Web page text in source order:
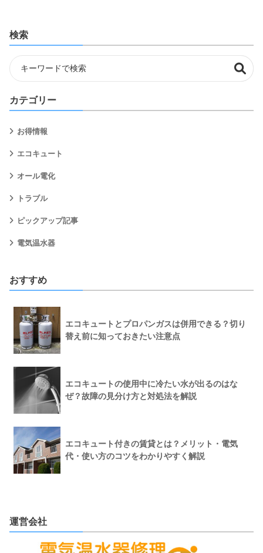
検索
カテゴリー
お得情報
エコキュート
オール電化
トラブル
ピックアップ記事
電気温水器
おすすめ
エコキュートとプロパンガスは併用できる？切り
替え前に知っておきたい注意点
エコキュートの使用中に冷たい水が出るのはな
ぜ？故障の見分け方と対処法を解説
エコキュート付きの賃貸とは？メリット・電気
代・使い方のコツをわかりやすく解説
運営会社